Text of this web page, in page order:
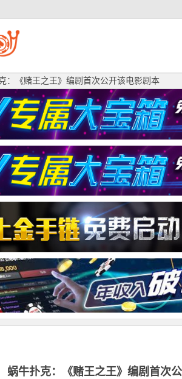
：《赌王之王》编剧首次公开该电影剧本
蜗牛扑克：《赌王之王》编剧首次